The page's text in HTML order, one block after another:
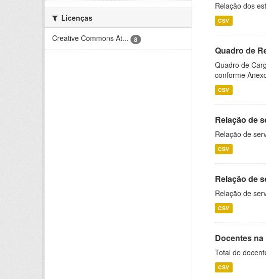
Licenças
Creative Commons At...
8
Relação dos
CSV
Quadro de
Quadro de
conforme
CSV
Relação de
Relação de
CSV
Relação de
Relação de
CSV
Docentes
Total de
CSV